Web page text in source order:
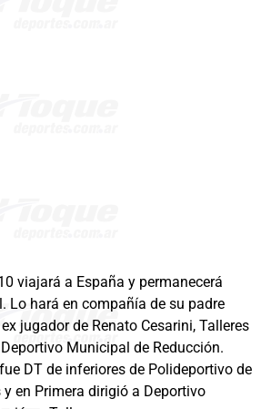
viajará a España y permanecerá
Lo hará en compañía de su padre
jugador de Renato Cesarini, Talleres
Municipal de Reducción.
DT de inferiores de Polideportivo de
en Primera dirigió a Deportivo